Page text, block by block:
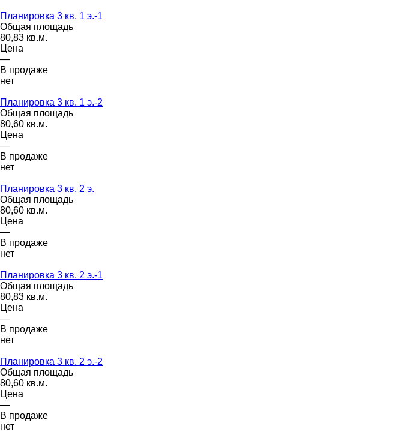
Планировка 3 кв. 1 э.-1
Общая площадь
80,83 кв.м.
Цена
—
В продаже
нет
Планировка 3 кв. 1 э.-2
Общая площадь
80,60 кв.м.
Цена
—
В продаже
нет
Планировка 3 кв. 2 э.
Общая площадь
80,60 кв.м.
Цена
—
В продаже
нет
Планировка 3 кв. 2 э.-1
Общая площадь
80,83 кв.м.
Цена
—
В продаже
нет
Планировка 3 кв. 2 э.-2
Общая площадь
80,60 кв.м.
Цена
—
В продаже
нет